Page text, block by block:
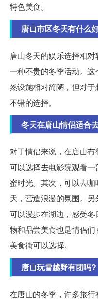
特色美食。
唐山市区冬天有什么
唐山冬天的娱乐选择相
一种不贵的冬季活动。
然设施相对简陋，但对
不错的选择。
冬天在唐山情侣适合
对于情侣来说，在唐山有
可以选择去电影院观看
蜜时光。其次，可以去
天，营造浪漫的氛围。另
可以漫步在湖边，感受
物和品尝美食也是情侣
美食街可以选择。
唐山玩雪越野有团吗?
在唐山的冬季，许多旅